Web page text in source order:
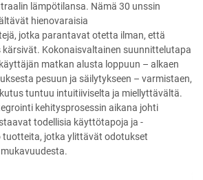
lämpötilansa. Nämä 30 unssin
hienovaraisia
jotka parantavat otetta ilman, että
Kokonaisvaltainen suunnittelutapa
matkan alusta loppuun – alkaen
pesuun ja säilytykseen – varmistaen,
tuntuu intuitiiviselta ja miellyttävältä.
kehitysprosessin aikana johti
todellisia käyttötapoja ja -
tuotteita, jotka ylittävät odotukset